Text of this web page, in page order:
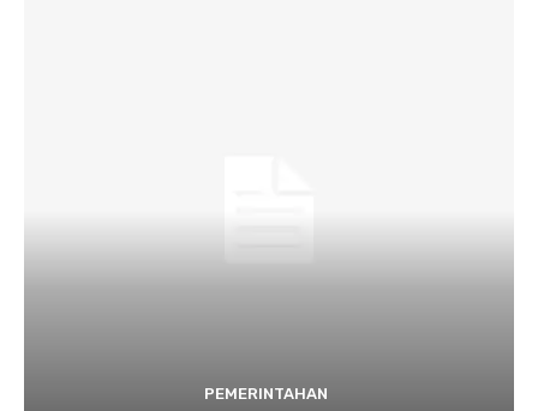
PEMERINTAHAN